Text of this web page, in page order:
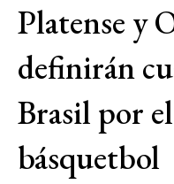
Platense y
definirán
Brasil por
básquetbol